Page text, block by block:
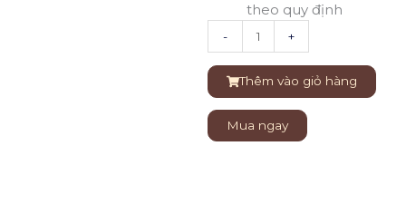
theo quy định
-
Bóc
Tách
Nướu
MOLT
FIG
+
Thêm vào giỏ hàng
Mua ngay